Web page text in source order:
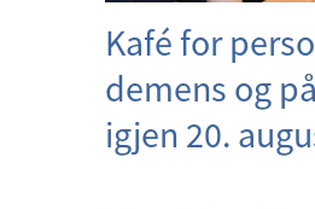
Kafé for
demens og
igjen 20.